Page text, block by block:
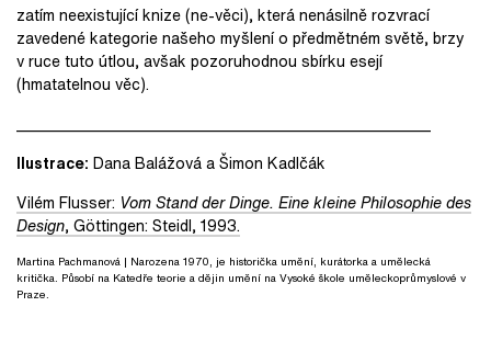
zatím neexistující knize (ne-věci), která nenásilně rozvrací
zavedené kategorie našeho myšlení o předmětném světě, brzy
v ruce tuto útlou, avšak pozoruhodnou sbírku esejí
(hmatatelnou věc).
Ilustrace: Dana Balážová a Šimon Kadlčák
Vilém Flusser: Vom Stand der Dinge. Eine kleine Philosophie des
Design, Göttingen: Steidl, 1993.
Martina Pachmanová | Narozena 1970, je historička umění, kurátorka a umělecká
kritička. Působí na Katedře teorie a dějin umění na Vysoké škole uměleckoprůmyslové v
Praze.